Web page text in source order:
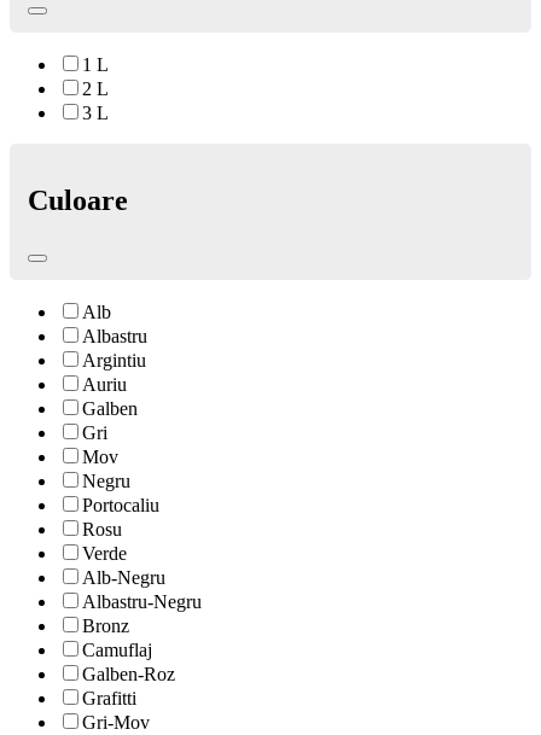
1 L
2 L
3 L
Culoare
Alb
Albastru
Argintiu
Auriu
Galben
Gri
Mov
Negru
Portocaliu
Rosu
Verde
Alb-Negru
Albastru-Negru
Bronz
Camuflaj
Galben-Roz
Grafitti
Gri-Mov